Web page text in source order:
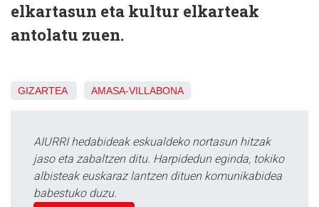
elkartasun eta kultur elkarteak
antolatu zuen.
GIZARTEA AMASA-VILLABONA
AIURRI hedabideak eskualdeko nortasun hitzak
jaso eta zabaltzen ditu. Harpidedun eginda, tokiko
albisteak euskaraz lantzen dituen komunikabidea
babestuko duzu.